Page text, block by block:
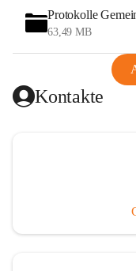
Protokolle
63,49 MB
Kontakte